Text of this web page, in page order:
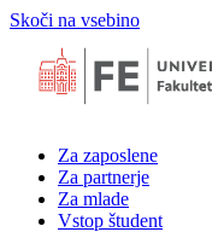
Skoči na vsebino
Za zaposlene
Za partnerje
Za mlade
Vstop študent